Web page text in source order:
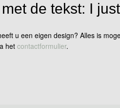
de tekst: I
u een eigen design? Alles is
het contactformulier.